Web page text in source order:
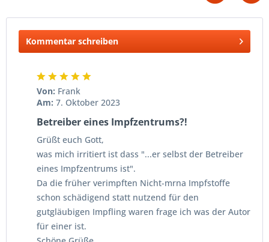
Kommentar schreiben
Von: Frank
Am: 7. Oktober 2023
Betreiber eines Impfzentrums?!
Grüßt euch Gott,
was mich irritiert ist dass "...er selbst der Betreiber
eines Impfzentrums ist".
Da die früher verimpften Nicht-mrna Impfstoffe
schon schädigend statt nutzend für den
gutgläubigen Impfling waren frage ich was der Autor
für einer ist.